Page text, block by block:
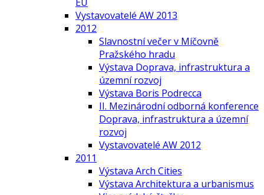
Vystavovatelé AW 2013
2012
Slavnostní večer v Míčovně
Pražského hradu
Výstava Doprava, infrastruktura a
územní rozvoj
Výstava Boris Podrecca
II. Mezinárodní odborná konference
Doprava, infrastruktura a územní
rozvoj
Vystavovatelé AW 2012
2011
Výstava Arch Cities
Výstava Architektura a urbanismus